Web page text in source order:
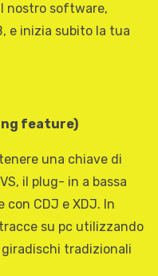
nostro software,
e inizia subito la tua
feature)
una chiave di
il plug- in a bassa
CDJ e XDJ. In
su pc utilizzando
tradizionali